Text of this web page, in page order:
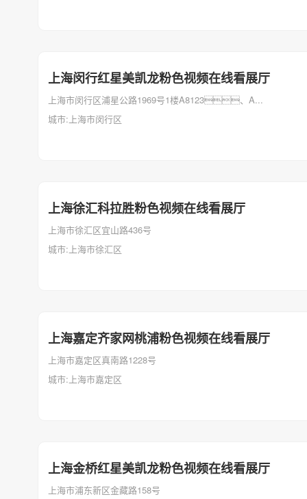
上海闵行红星美凯龙粉色视频在线看展厅
上海市闵行区浦星公路1969号1楼A8123、A...
城市:上海市闵行区
上海徐汇科拉胜粉色视频在线看展厅
上海市徐汇区宜山路436号
城市:上海市徐汇区
上海嘉定齐家网桃浦粉色视频在线看展厅
上海市嘉定区真南路1228号
城市:上海市嘉定区
上海金桥红星美凯龙粉色视频在线看展厅
上海市浦东新区金藏路158号